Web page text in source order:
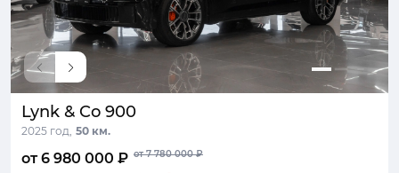
Lynk & Co 900
2025 год, 50 км.
от 6 980 000 ₽ от 7 780 000 ₽